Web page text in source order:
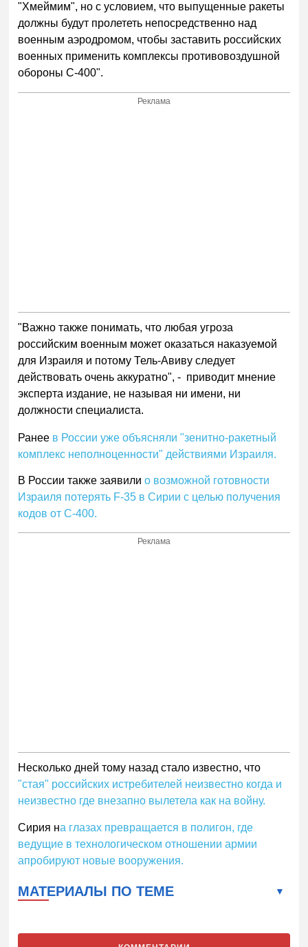
"Хмеймим", но с условием, что выпущенные ракеты
должны будут пролететь непосредственно над
военным аэродромом, чтобы заставить российских
военных применить комплексы противовоздушной
обороны С-400".
Реклама
"Важно также понимать, что любая угроза
российским военным может оказаться наказуемой
для Израиля и потому Тель-Авиву следует
действовать очень аккуратно", - приводит мнение
эксперта издание, не называя ни имени, ни
должности специалиста.
Ранее в России уже объясняли "зенитно-ракетный
комплекс неполноценности" действиями Израиля.
В России также заявилио возможной готовности
Израиля потерять F-35 в Сирии с целью получения
кодов от С-400.
Реклама
Несколько дней тому назад стало известно, что
"стая" российских истребителей неизвестно когда и
неизвестно где внезапно вылетела как на войну.
Сирия на глазах превращается в полигон, где
ведущие в технологическом отношении армии
апробируют новые вооружения.
МАТЕРИАЛЫ ПО ТЕМЕ